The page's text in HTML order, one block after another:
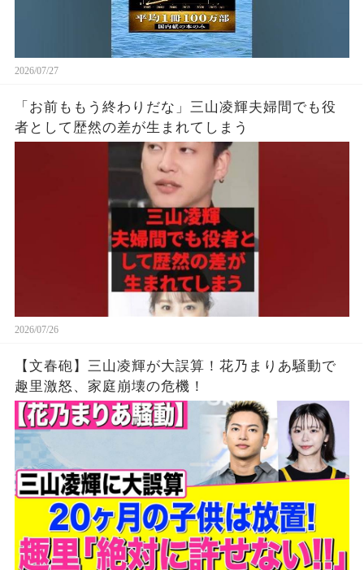
2026/07/27
「お前ももう終わりだな」三山凌輝夫婦間でも役
者として歴然の差が生まれてしまう
2026/07/26
【文春砲】三山凌輝が大誤算！花乃まりあ騒動で
趣里激怒、家庭崩壊の危機！